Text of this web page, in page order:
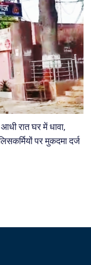
रात घर में धावा,
पर मुकदमा दर्ज